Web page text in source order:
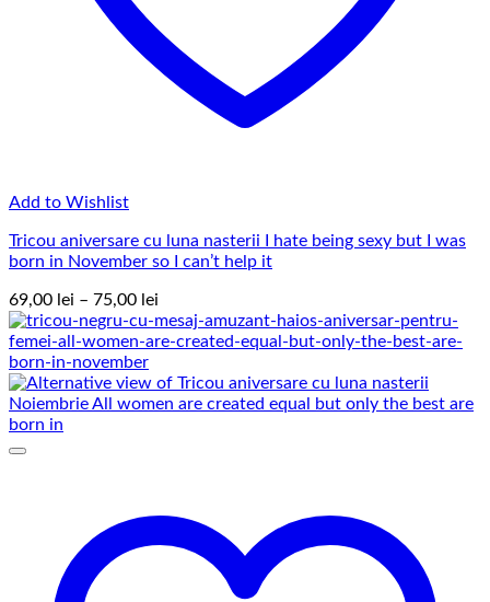
Add to Wishlist
Tricou aniversare cu luna nasterii I hate being sexy but I was
born in November so I can’t help it
69,00 lei – 75,00 lei
de
prețuri:
până
la